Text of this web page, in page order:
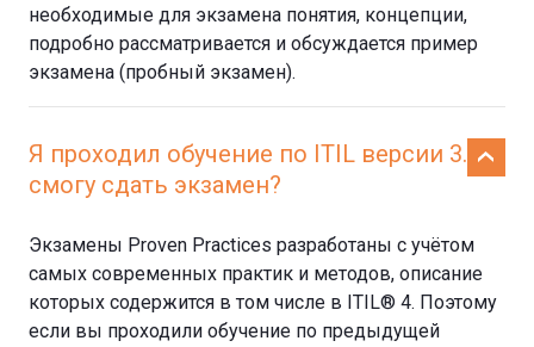
необходимые для экзамена понятия, концепции,
подробно рассматривается и обсуждается пример
экзамена (пробный экзамен).
Я проходил обучение по ITIL версии 3. Я
смогу сдать экзамен?
Экзамены Proven Practices разработаны с учётом
самых современных практик и методов, описание
которых содержится в том числе в ITIL® 4. Поэтому
если вы проходили обучение по предыдущей